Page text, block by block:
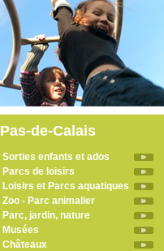
Pas-de-Calais
Sorties enfants et ados
Parcs de loisirs
Loisirs et Parcs aquatiques
Zoo - Parc animalier
Parc, jardin, nature
Musées
Châteaux